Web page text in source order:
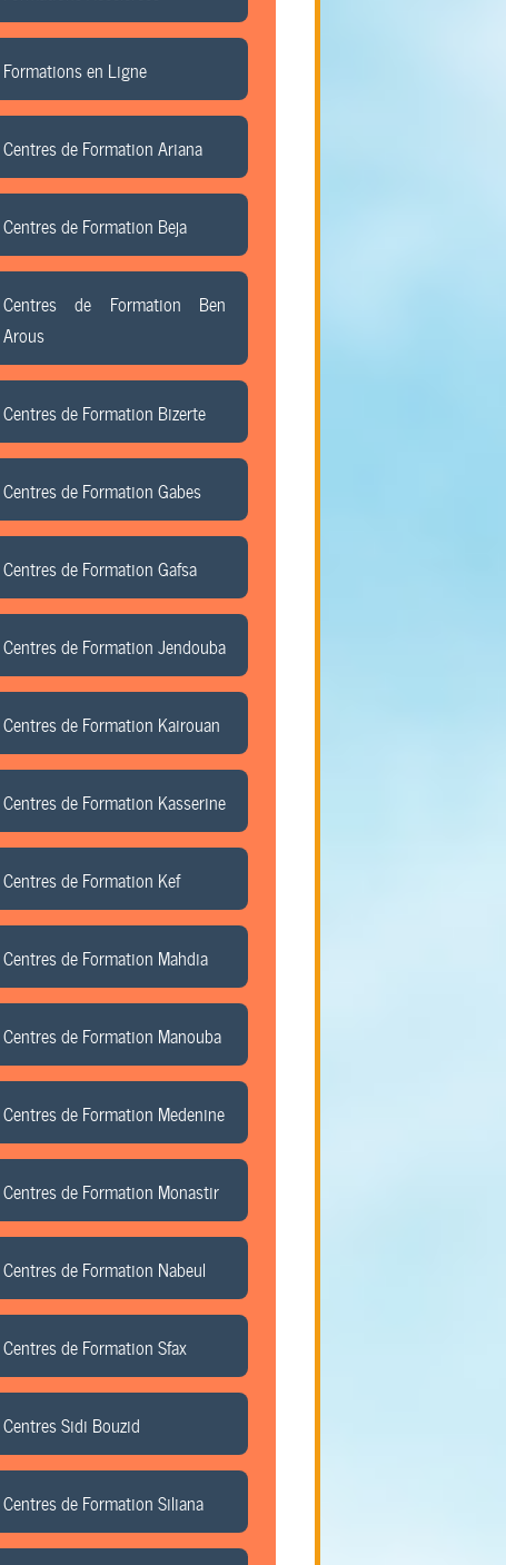
Formations en Ligne
Centres de Formation Ariana
Centres de Formation Beja
Centres de Formation Ben
Arous
Centres de Formation Bizerte
Centres de Formation Gabes
Centres de Formation Gafsa
Centres de Formation Jendouba
Centres de Formation Kairouan
Centres de Formation Kasserine
Centres de Formation Kef
Centres de Formation Mahdia
Centres de Formation Manouba
Centres de Formation Medenine
Centres de Formation Monastir
Centres de Formation Nabeul
Centres de Formation Sfax
Centres Sidi Bouzid
Centres de Formation Siliana